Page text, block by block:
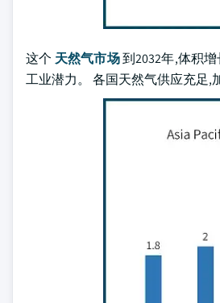
这个 天然气市场到2032年,体积
工业潜力。 各国天然气供应充足,